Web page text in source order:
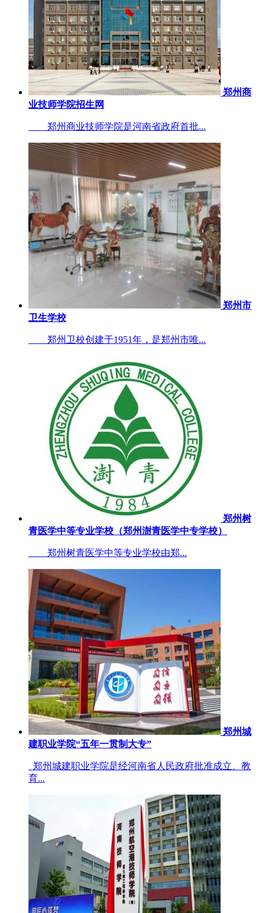
郑州商
业技师学院招生网
郑州商业技师学院是河南省政府首批...
郑州市
卫生学校
郑州卫校创建于1951年，是郑州市唯...
郑州树
青医学中等专业学校（郑州澍青医学中专学校）
郑州树青医学中等专业学校由郑...
郑州城
建职业学院“五年一贯制大专”
郑州城建职业学院是经河南省人民政府批准成立、教
育...